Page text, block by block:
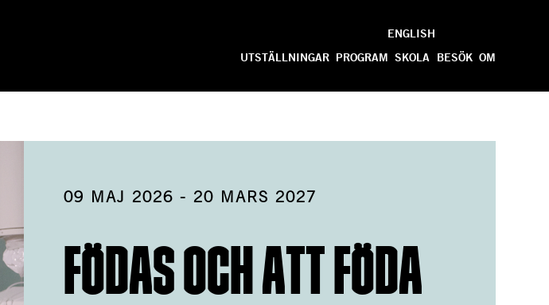
ENGLISH
UTSTÄLLNINGAR PROGRAM SKOLA BESÖK OM
09 MAJ 2026 -20 MARS 2027
FÖDAS OCH ATT FÖDA